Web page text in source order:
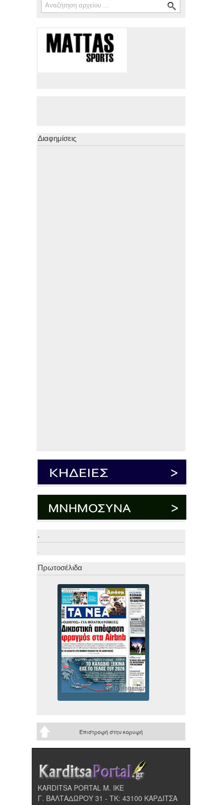
Διαφημίσεις
.
.
Πρωτοσέλιδα
Επιστροφή στην κορυφή
KARDITSA PORTAL Μ. ΙΚΕ
Γ. ΒΑΛΤΑΔΩΡΟΥ 31 - ΤΚ: 43100 ΚΑΡΔΙΤΣΑ